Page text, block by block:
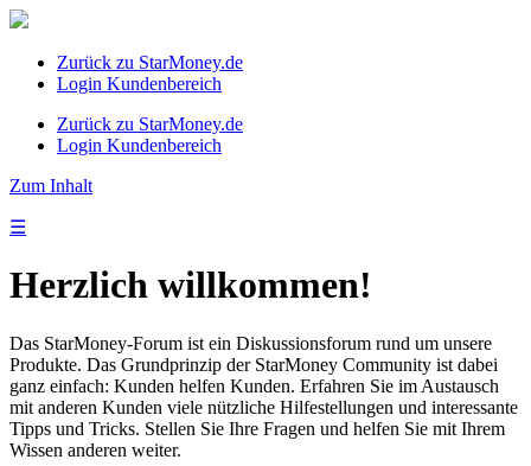
Zurück zu StarMoney.de
Login Kundenbereich
Zurück zu StarMoney.de
Login Kundenbereich
Zum Inhalt
☰
Herzlich willkommen!
Das StarMoney-Forum ist ein Diskussionsforum rund um unsere
Produkte. Das Grundprinzip der StarMoney Community ist dabei
ganz einfach: Kunden helfen Kunden. Erfahren Sie im Austausch
mit anderen Kunden viele nützliche Hilfestellungen und interessante
Tipps und Tricks. Stellen Sie Ihre Fragen und helfen Sie mit Ihrem
Wissen anderen weiter.